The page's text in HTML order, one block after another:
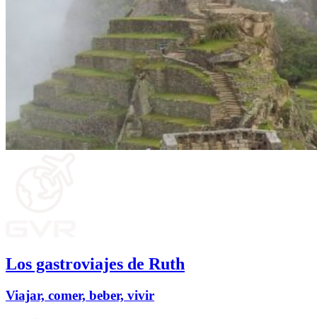
Los gastroviajes de Ruth
Viajar, comer, beber, vivir